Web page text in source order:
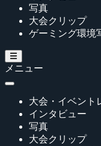
写真
大会クリップ
ゲーミング環境
メニュー
大会・イベント
インタビュー
写真
大会クリップ